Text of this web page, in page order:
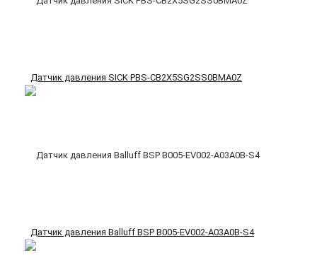
Датчик давления SICK PBS-CB2X5SG2SS0BMA0Z
Датчик давления Balluff BSP B005-EV002-A03A0B-S4